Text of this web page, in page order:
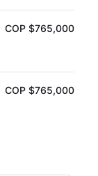
COP $765,000
COP $765,000